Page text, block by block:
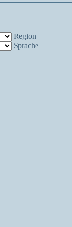
Region
Sprache